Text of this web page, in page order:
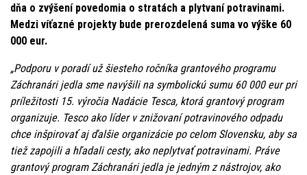
dňa o zvýšení povedomia o stratách a plytvaní potravinami.
Medzi víťazné projekty bude prerozdelená suma vo výške 60
000 eur.
„Podporu v poradí už šiesteho ročníka grantového programu
Záchranári jedla sme navýšili na symbolickú sumu 60 000 eur pri
príležitosti 15. výročia Nadácie Tesca, ktorá grantový program
organizuje. Tesco ako líder v znižovaní potravinového odpadu
chce inšpirovať aj ďalšie organizácie po celom Slovensku, aby sa
tiež zapojili a hľadali cesty, ako neplytvať potravinami. Práve
grantový program Záchranári jedla je jedným z nástrojov, ako